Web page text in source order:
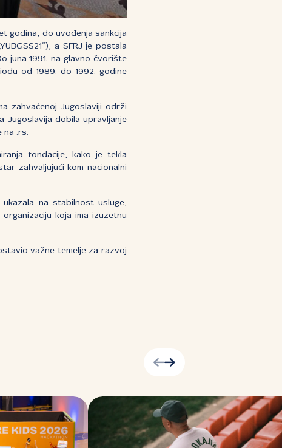
godina, do uvođenja sankcija
a SFRJ je postala
juna 1991. na glavno čvorište
od 1989. do 1992. godine
zahvaćenoj Jugoslaviji održi
Jugoslavija dobila upravljanje
na .rs.
fondacije, kako je tekla
zahvaljujući kom nacionalni
na stabilnost usluge,
koja ima izuzetnu
važne temelje za razvoj